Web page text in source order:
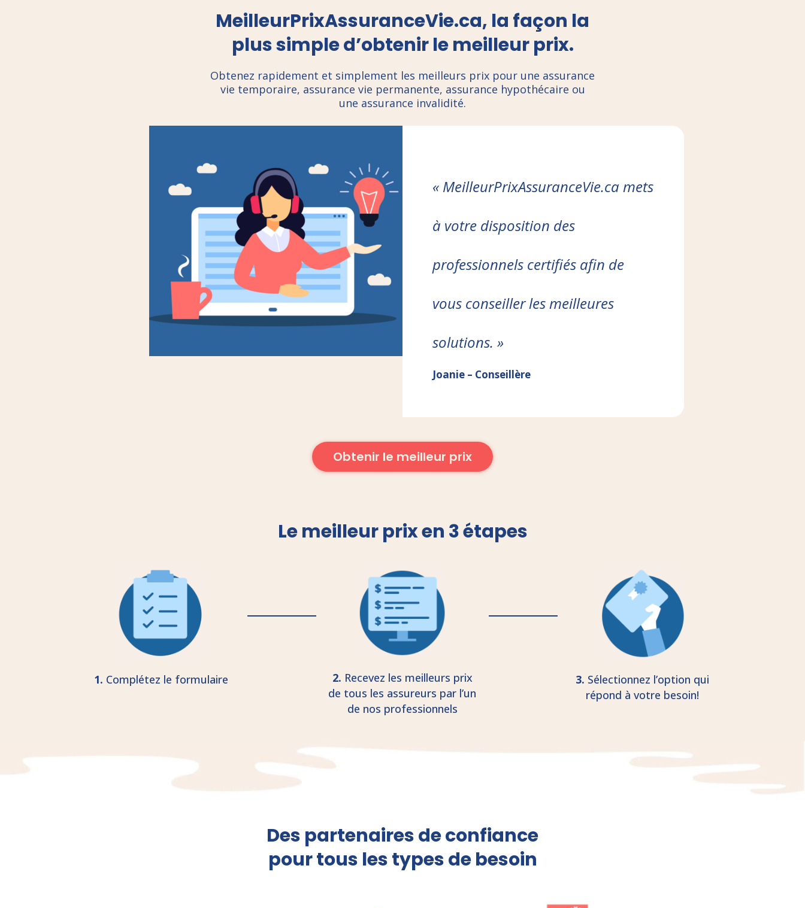
MeilleurPrixAssuranceVie.ca, la façon la
plus simple d’obtenir le meilleur prix.
Obtenez rapidement et simplement les meilleurs prix pour une assurance
vie temporaire, assurance vie permanente, assurance hypothécaire ou
une assurance invalidité.
« MeilleurPrixAssuranceVie.ca mets
à votre disposition des
professionnels certifiés afin de
vous conseiller les meilleures
solutions. »
Joanie – Conseillère
Obtenir le meilleur prix
Le meilleur prix en 3 étapes
1. Complétez le formulaire 2. Recevez les meilleurs prix
de tous les assureurs par l’un
de nos professionnels
3. Sélectionnez l’option qui
répond à votre besoin!
Des partenaires de confiance
pour tous les types de besoin